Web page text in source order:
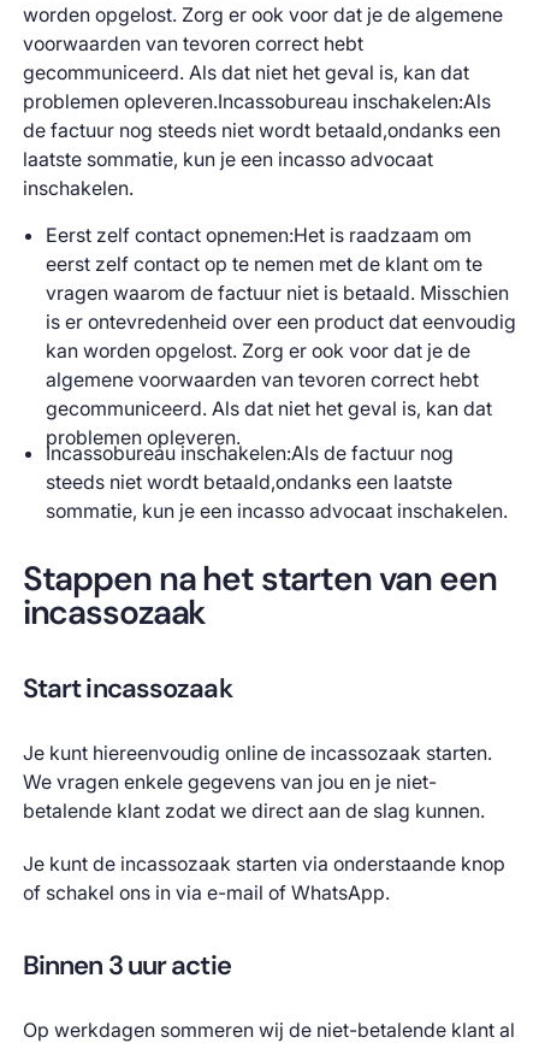
worden opgelost. Zorg er ook voor dat je de algemene
voorwaarden van tevoren correct hebt
gecommuniceerd. Als dat niet het geval is, kan dat
problemen opleveren.Incassobureau inschakelen:Als
de factuur nog steeds niet wordt betaald,ondanks een
laatste sommatie, kun je een incasso advocaat
inschakelen.
Eerst zelf contact opnemen:Het is raadzaam om
eerst zelf contact op te nemen met de klant om te
vragen waarom de factuur niet is betaald. Misschien
is er ontevredenheid over een product dat eenvoudig
kan worden opgelost. Zorg er ook voor dat je de
algemene voorwaarden van tevoren correct hebt
gecommuniceerd. Als dat niet het geval is, kan dat
problemen opleveren.
Incassobureau inschakelen:Als de factuur nog
steeds niet wordt betaald,ondanks een laatste
sommatie, kun je een incasso advocaat inschakelen.
Stappen na het starten van een
incassozaak
Start incassozaak
Je kunt hiereenvoudig online de incassozaak starten.
We vragen enkele gegevens van jou en je niet-
betalende klant zodat we direct aan de slag kunnen.
Je kunt de incassozaak starten via onderstaande knop
of schakel ons in via e-mail of WhatsApp.
Binnen 3 uur actie
Op werkdagen sommeren wij de niet-betalende klant al